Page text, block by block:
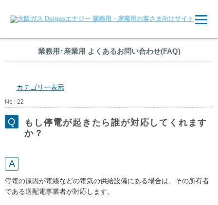
業務用 ･産業用 よくあるお問い合わせ(FAQ)
カテゴリー表示
No : 22
もし停電が起きたら誰が対応してくれます
か？
停電の原因が電線などの電気の供給設備にある場合は、その所有者
である送配電事業者が対応します。